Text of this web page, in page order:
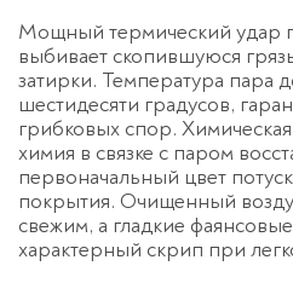
Мощный термический удар
выбивает скопившуюся
затирки. Температура пара
шестидесяти градусов,
грибковых спор.
химия в связке с паром
первоначальный цвет
покрытия. Очищенный
свежим, а гладкие
характерный скрип при